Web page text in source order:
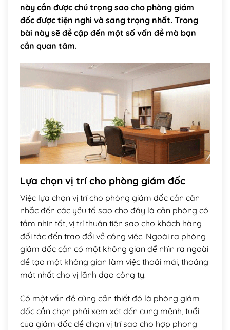
này cần được chú trọng sao cho phòng giám
đốc được tiện nghi và sang trọng nhất. Trong
bài này sẽ đề cập đến một số vấn đề mà bạn
cần quan tâm.
Lựa chọn vị trí cho phòng giám đốc
Việc lựa chọn vị trí cho phòng giám đốc cần cân
nhắc đến các yếu tố sao cho đây là căn phòng có
tầm nhìn tốt, vị trí thuận tiện sao cho khách hàng
đối tác đến trao đổi về công việc. Ngoài ra phòng
giám đốc cần có một không gian để nhìn ra ngoài
để tạo một không gian làm việc thoải mái, thoáng
mát nhất cho vị lãnh đạo công ty.
Có một vấn đề cũng cần thiết đó là phòng giám
đốc cần chọn phải xem xét đến cung mệnh, tuổi
của giám đốc để chọn vị trí sao cho hợp phong